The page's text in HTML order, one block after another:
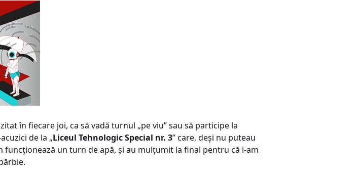
în fiecare joi, ca să vadă turnul „pe viu” sau să participe la
de la „Liceul Tehnologic Special nr. 3” care, deşi nu puteau
un turn de apă, şi au mulţumit la final pentru că i-am